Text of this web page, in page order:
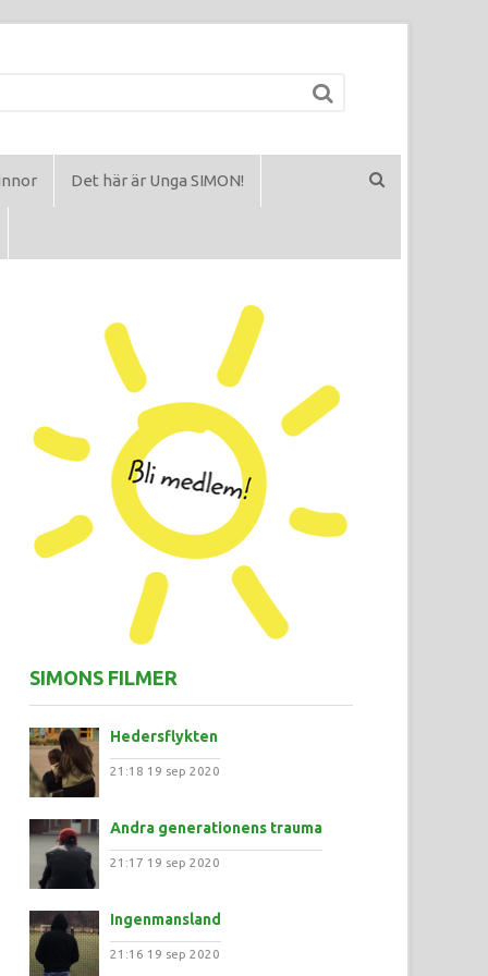
Det här är Unga SIMON!
SIMONS FILMER
Hedersflykten
21:18 19 sep 2020
Andra generationens trauma
21:17 19 sep 2020
Ingenmansland
21:16 19 sep 2020